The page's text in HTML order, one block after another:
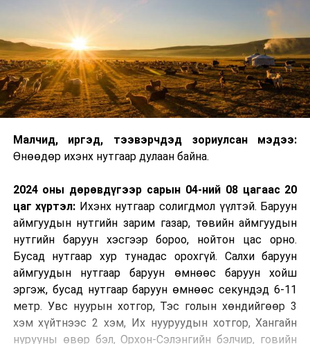
Малчид, иргэд, тээвэрчдэд зориулсан мэдээ:
Өнөөдөр ихэнх нутгаар дулаан байна.
2024 оны дөрөвдүгээр сарын 04-ний 08 цагаас 20
цаг хүртэл: Ихэнх нутгаар солигдмол үүлтэй. Баруун
аймгуудын нутгийн зарим газар, төвийн аймгуудын
нутгийн баруун хэсгээр бороо, нойтон цас орно.
Бусад нутгаар хур тунадас орохгүй. Салхи баруун
аймгуудын нутгаар баруун өмнөөс баруун хойш
эргэж, бусад нутгаар баруун өмнөөс секундэд 6-11
метр. Увс нуурын хотгор, Тэс голын хөндийгөөр 3
хэм хүйтнээс 2 хэм, Их нууруудын хотгор, Хангайн
нурууны өвөр бэл, Орхон-Сэлэнгийн бэлчир, говийн